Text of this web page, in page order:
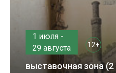
1 июля -
29 августа
12+
выставочная зона